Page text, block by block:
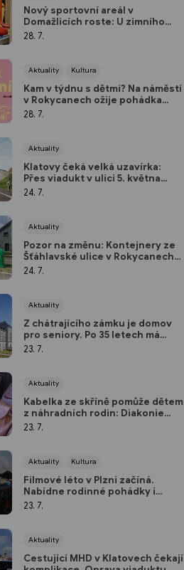
Nový sportovní areál v
Domažlicích roste: U zimního
stadionu vznikne i dětské hřiště
28. 7.
Aktuality Kultura
Kam v týdnu s dětmi? Na náměstí
v Rokycanech ožije pohádka
plná písniček
28. 7.
Aktuality
Klatovy čeká velká uzavírka:
Přes viadukt v ulici 5. května
neprojdou ani chodci
24. 7.
Aktuality
Pozor na změnu: Kontejnery ze
Šťáhlavské ulice v Rokycanech
se dočasně stěhují
24. 7.
Aktuality
Z chátrajícího zámku je domov
pro seniory. Po 35 letech má
památka v Chodové Plané nové
23. 7.
Aktuality
Kabelka ze skříně pomůže dětem
z náhradních rodin: Diakonie
Západ chystá dobročinný bazar
23. 7.
Aktuality Kultura
Filmové léto v Plzni začíná.
Nabídne rodinné pohádky i
novou komedii Někdo to rád v
23. 7.
Aktuality
Cestující MHD v Klatovech čekají